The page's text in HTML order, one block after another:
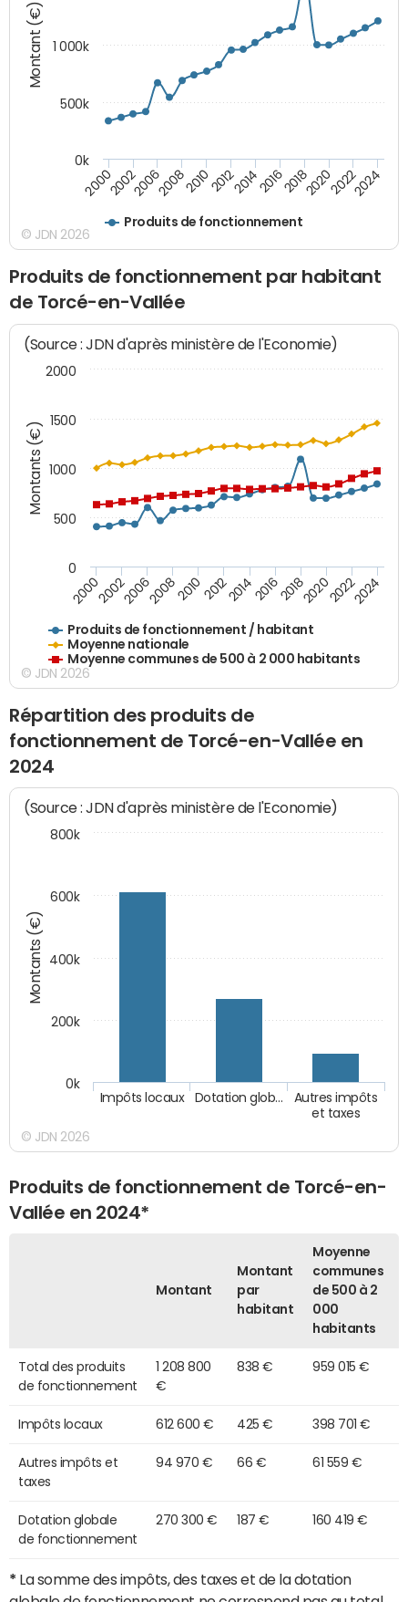
Montant (€)
Produits de fonctionnement
200020022006200820102012201420162018202020222024
500k
1 000k
0k
© JDN 2026
Produits de fonctionnement par habitant
de Torcé-en-Vallée
Montants (€)
(Source : JDN d'après ministère de l'Economie)
Produits de fonctionnement / habitant
Moyenne nationale
Moyenne communes de 500 à 2 000 habitants
200020022006200820102012201420162018202020222024
500
1000
1500
0
2000
© JDN 2026
Répartition des produits de
fonctionnement de Torcé-en-Vallée en
2024
Montants (€)
(Source : JDN d'après ministère de l'Economie)
Autres impôts
et taxes
Dotation glob…
Impôts locaux
0k
200k
400k
600k
800k
© JDN 2026
Produits de fonctionnement de Torcé-en-
Vallée en 2024*
Montant
Montant
par
habitant
Moyenne
communes
de 500 à 2
000
habitants
Total des produits
de fonctionnement
1 208 800
€
838 € 959 015 €
Impôts locaux 612 600 € 425 € 398 701 €
Autres impôts et
taxes
94 970 € 66 € 61 559 €
Dotation globale
de fonctionnement
270 300 € 187 € 160 419 €
* La somme des impôts, des taxes et de la dotation